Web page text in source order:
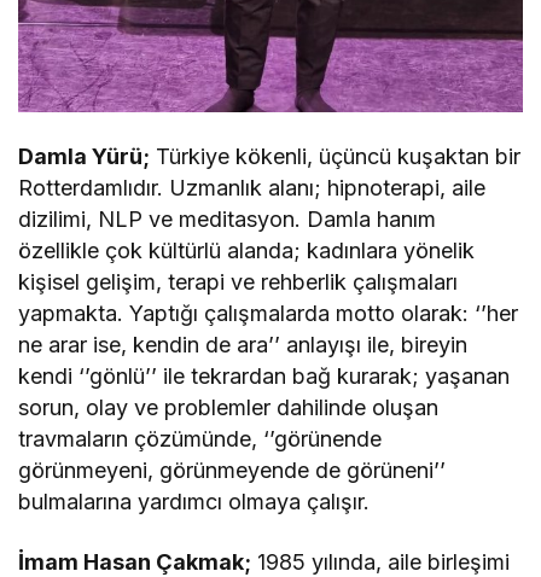
Damla Yürü; Türkiye kökenli, üçüncü kuşaktan bir
Rotterdamlıdır. Uzmanlık alanı; hipnoterapi, aile
dizilimi, NLP ve meditasyon. Damla hanım
özellikle çok kültürlü alanda; kadınlara yönelik
kişisel gelişim, terapi ve rehberlik çalışmaları
yapmakta. Yaptığı çalışmalarda motto olarak: ‘’her
ne arar ise, kendin de ara’’ anlayışı ile, bireyin
kendi ‘’gönlü’’ ile tekrardan bağ kurarak; yaşanan
sorun, olay ve problemler dahilinde oluşan
travmaların çözümünde, ‘’görünende
görünmeyeni, görünmeyende de görüneni’’
bulmalarına yardımcı olmaya çalışır.
İmam Hasan Çakmak; 1985 yılında, aile birleşimi